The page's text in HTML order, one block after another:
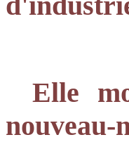
Elle